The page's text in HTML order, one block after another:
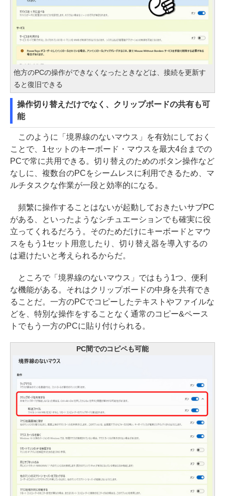
他方のPCの操作ができなくなったときなどは、接続を更新す
ると復旧できる
操作切り替えだけでなく、クリップボードの共有も可
能
このように「境界線のないマウス」を有効にしておく
ことで、1セットのキーボード・マウスを最大4台までの
PCで常に共用できる。切り替えのためのボタン操作など
なしに、複数台のPCをシームレスに利用できるため、マ
ルチタスクな作業が一段と効率的になる。
頻繁に操作することはないが起動しておきたいサブPC
がある、といったようなシチュエーションでも確実に役
立ってくれるだろう。そのためだけにキーボードとマウ
スをもう1セット用意したり、切り替え器を導入するの
は避けたいと考えられるからだ。
ところで「境界線のないマウス」ではもう1つ、便利
な機能がある。それはクリップボードの中身を共有でき
ることだ。一方のPCでコピーしたテキストやファイルな
どを、特別な操作をすることなく通常のコピー&ペース
トでもう一方のPCに貼り付けられる。
PC間でのコピペも可能